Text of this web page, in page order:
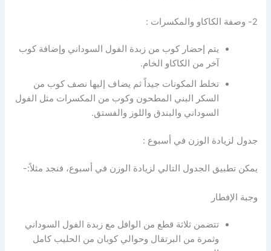
2- وصفة الكاكاو والمكسرات :
يتم إحضار كوب من زبدة الفول السوداني وإضافة كوب
آخر من الكاكاو الخام.
تخلط المكونات جيداً ثم يضاف إليها نصف كوب من
السكر البني المطحون وكوب من المكسرات مثل الفول
السوداني والبندق واللوز والفستق.
جدول لزيادة الوزن في أسبوع :
يمكن تطبيق الجدول التالي لزيادة الوزن في أسبوع، فنجد مثلاً:-
وجبة الإفطار
تتضمن ثلاثة قطع من الوافل مع زبدة الفول السوداني
وثمرة من البرتقال وحوالي كوبان من الحليب كامل